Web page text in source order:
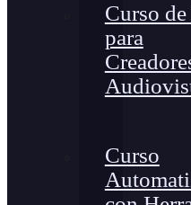
Curso
para
Curso